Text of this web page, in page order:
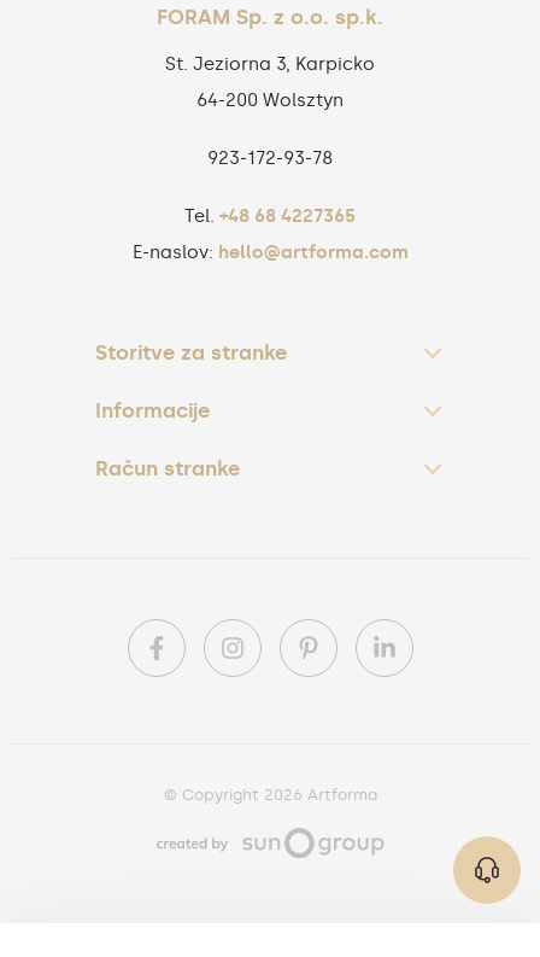
FORAM Sp. z o.o. sp.k.
St. Jeziorna 3, Karpicko
64-200 Wolsztyn
923‑172‑93‑78
Tel. +48 68 4227365
E-naslov: hello@artforma.com
Storitve za stranke
Informacije
Račun stranke
© Copyright 2026 Artforma